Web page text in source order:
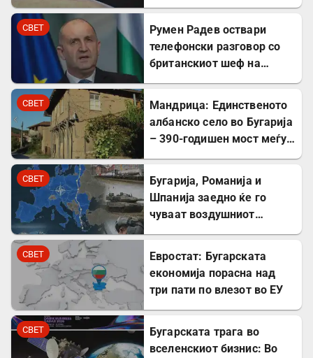
СВЕТ
Румен Радев оствари
телефонски разговор со
британскиот шеф на
СВЕТ
Мандрица: Единственото
албанско село во Бугарија
– 390-годишен мост меѓу
СВЕТ
Бугарија, Романија и
Шпанија заедно ќе го
чуваат воздушниот
СВЕТ
Евростат: Бугарската
економија порасна над
три пати по влезот во ЕУ
СВЕТ
Бугарската трага во
вселенскиот бизнис: Во